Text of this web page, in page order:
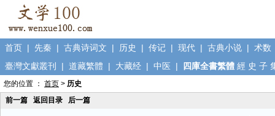
首页 | 先秦 | 古典诗词文 | 历史 | 传记 | 现代 | 古典小说 | 术数
臺灣文獻叢刊
| 道藏繁體 | 大藏经 | 中医 | 四庫全書繁體 經 史 子
您的位置 ： 首页 > 历史
前一篇
返回目录 后一篇